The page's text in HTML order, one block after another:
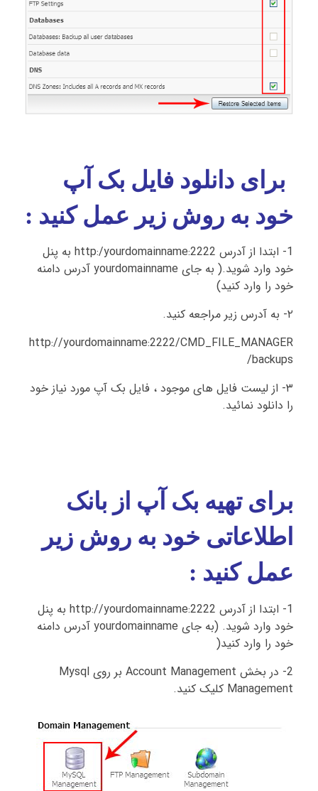
برای دانلود فایل بک آپ
خود به روش زیر عمل کنید :
1- ابتدا از آدرس http:/yourdomainname:2222 به پنل
خود وارد شوید.( به جای yourdomainname آدرس دامنه
خود را وارد کنید)
۲- به آدرس زیر مراجعه کنید.
http://yourdomainname:2222/CMD_FILE_MANAGER
/backups
۳- از لیست فایل های موجود ، فایل بک آپ مورد نیاز خود
را دانلود نمائید.
برای تهیه بک آپ از بانک
اطلاعاتی خود به روش زیر
عمل کنید :
1- ابتدا از آدرس http://yourdomainname:2222 به پنل
خود وارد شوید. (به جای yourdomainname آدرس دامنه
خود را وارد کنید(
2- در بخش Account Management بر روی Mysql
Management کلیک کنید.